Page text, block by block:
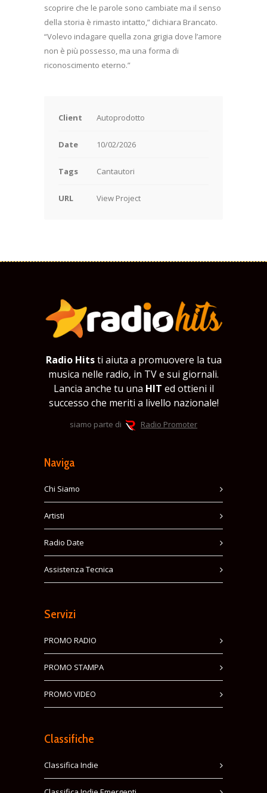
scoprire che le parole sono cambiate ma il senso
della storia è rimasto intatto,” dichiara Brancato.
“Volevo indagare quella zona grigia dove l’amore
non è più possesso, ma una forma di
riconoscimento eterno.”
Client Autoprodotto
Date 10/02/2026
Tags Cantautori
URL View Project
Radio Hitsti aiuta a promuovere la tua
musica nelle radio, in TV e sui giornali.
Lancia anche tu una HIT ed ottieni il
successo che meriti a livello nazionale!
siamo parte di Radio Promoter
Naviga
Chi Siamo
Artisti
Radio Date
Assistenza Tecnica
Servizi
PROMO RADIO
PROMO STAMPA
PROMO VIDEO
Classifiche
Classifica Indie